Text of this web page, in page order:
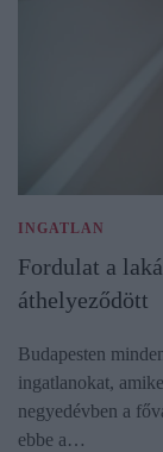
INGATLAN
Fordulat a
áthelyeződött
Budapesten
ingatlanokat,
negyedévben a
ebbe a…